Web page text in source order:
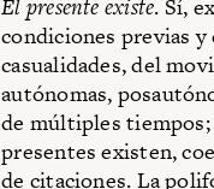
El presente existe. Sí,
condiciones previas
casualidades, del
autónomas,
de múltiples tiempos;
presentes existen,
de citaciones. La